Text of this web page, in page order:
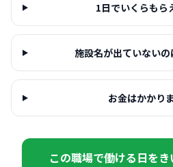
1日でいくらもら
施設名が出ていないの
お金はかかり
この職場で働ける日をき